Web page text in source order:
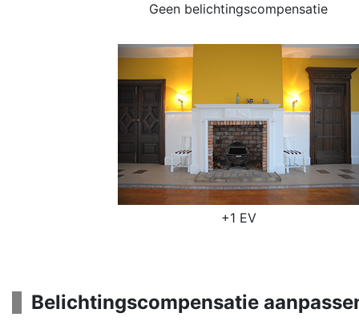
Geen belichtingscompensatie
+1 EV
Belichtingscompensatie